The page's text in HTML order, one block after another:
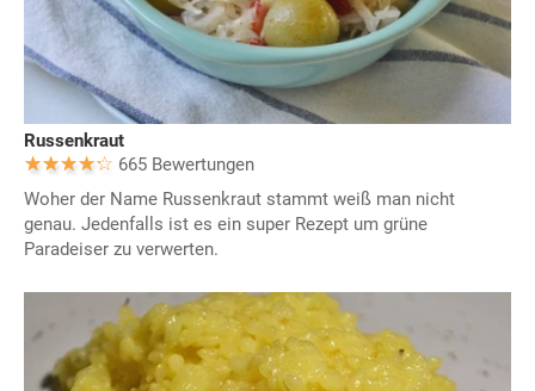
Russenkraut
665 Bewertungen
Woher der Name Russenkraut stammt weiß man nicht
genau. Jedenfalls ist es ein super Rezept um grüne
Paradeiser zu verwerten.